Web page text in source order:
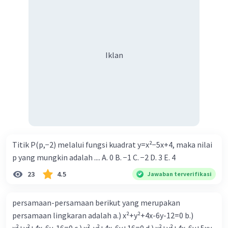
Iklan
Titik P(p,−2) melalui fungsi kuadrat y=x²−5x+4, maka nilai
p yang mungkin adalah .... A. 0 B. −1 C. −2 D. 3 E. 4
23 4.5 Jawaban terverifikasi
persamaan-persamaan berikut yang merupakan
persamaan lingkaran adalah a.) x²+y²+4x-6y-12=0 b.)